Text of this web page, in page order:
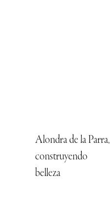
Alondra de la Parra,
construyendo
belleza